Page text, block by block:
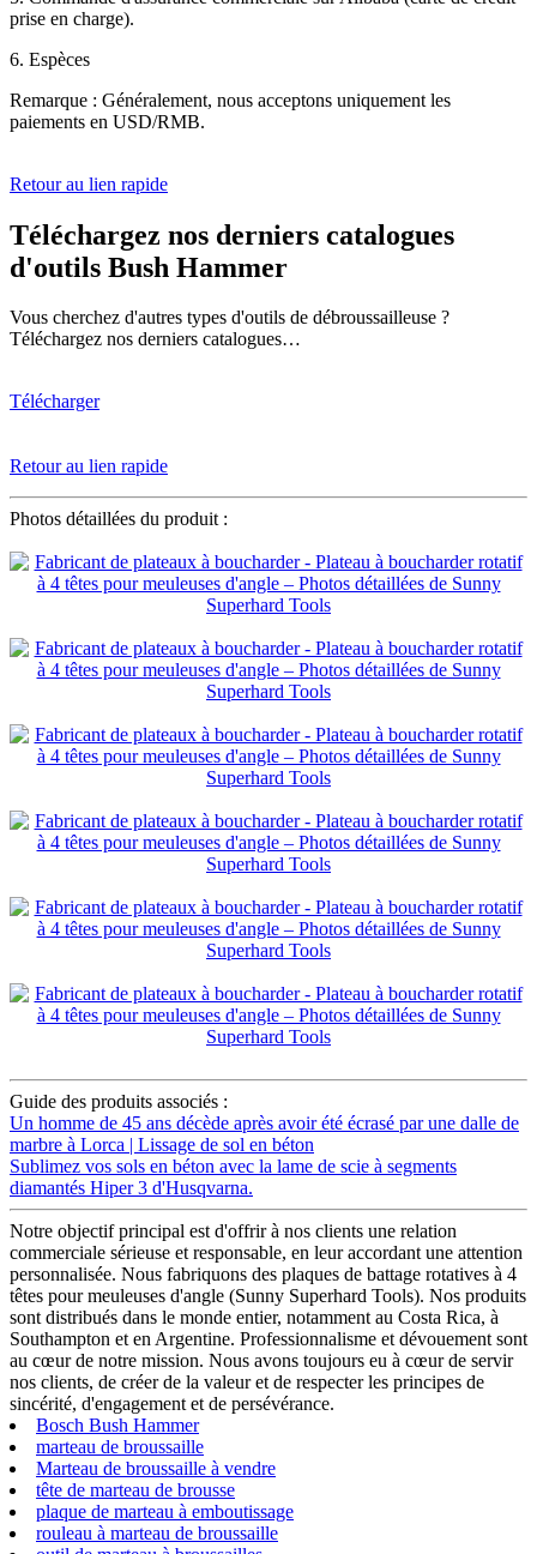
prise en charge).
6. Espèces
Remarque : Généralement, nous acceptons uniquement les
paiements en USD/RMB.
Retour au lien rapide
Téléchargez nos derniers catalogues
d'outils Bush Hammer
Vous cherchez d'autres types d'outils de débroussailleuse ?
Téléchargez nos derniers catalogues…
Télécharger
Retour au lien rapide
Photos détaillées du produit :
Guide des produits associés :
Un homme de 45 ans décède après avoir été écrasé par une dalle de
marbre à Lorca | Lissage de sol en béton
Sublimez vos sols en béton avec la lame de scie à segments
diamantés Hiper 3 d'Husqvarna.
Notre objectif principal est d'offrir à nos clients une relation
commerciale sérieuse et responsable, en leur accordant une attention
personnalisée. Nous fabriquons des plaques de battage rotatives à 4
têtes pour meuleuses d'angle (Sunny Superhard Tools). Nos produits
sont distribués dans le monde entier, notamment au Costa Rica, à
Southampton et en Argentine. Professionnalisme et dévouement sont
au cœur de notre mission. Nous avons toujours eu à cœur de servir
nos clients, de créer de la valeur et de respecter les principes de
sincérité, d'engagement et de persévérance.
Bosch Bush Hammer
marteau de broussaille
Marteau de broussaille à vendre
tête de marteau de brousse
plaque de marteau à emboutissage
rouleau à marteau de broussaille